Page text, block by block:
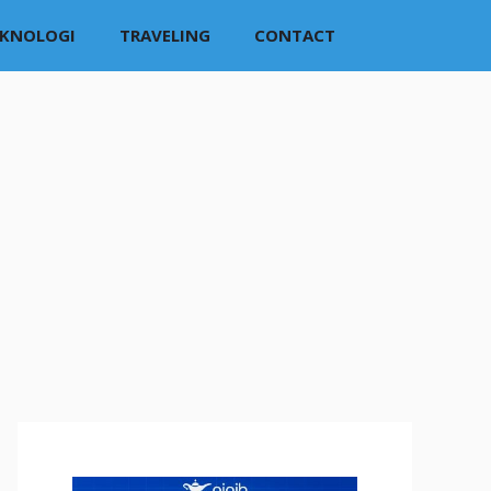
TRAVELING CONTACT